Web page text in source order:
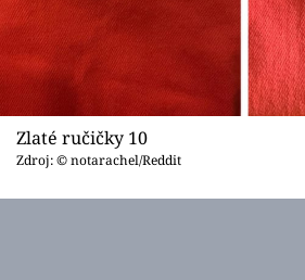
Zlaté ručičky 10
Zdroj: © notarachel/Reddit